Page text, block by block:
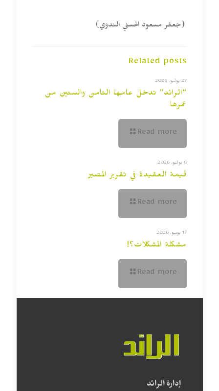
(جعفر مسعود الحسني الندوي)
Related posts
27 يوليو, 2026
“الرائد” تدخل عامها الثامن والستين من
عمرها
Read more
6 يوليو, 2026
قيمة العقيدة في تقرير المصير
Read more
17 يونيو, 2026
مشكلة المشكلات؟!
Read more
إدارة الرائد